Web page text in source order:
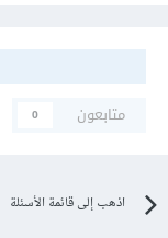
متابعون
0
اذهب إلى قائمة الأسئلة